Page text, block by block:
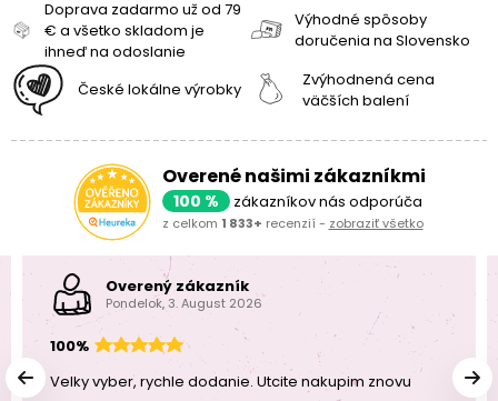
Doprava zadarmo už od 79
€ a všetko skladom je
ihneď na odoslanie
Výhodné spôsoby
doručenia na Slovensko
České lokálne výrobky
Zvýhodnená cena
väčších balení
Overené našimi zákazníkmi
100 % zákazníkov nás odporúča
z celkom 1 833+ recenzií - zobraziť všetko
Overený zákazník
Pondelok, 3. August 2026
100%
Velky vyber, rychle dodanie. Utcite nakupim znovu